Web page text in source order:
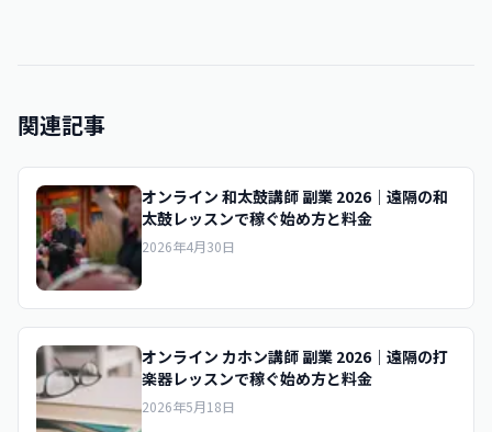
関連記事
オンライン 和太鼓講師 副業 2026｜遠隔の和
太鼓レッスンで稼ぐ始め方と料金
2026年4月30日
オンライン カホン講師 副業 2026｜遠隔の打
楽器レッスンで稼ぐ始め方と料金
2026年5月18日